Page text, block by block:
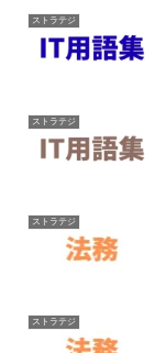
ストラテジ
ストラテジ
ストラテジ
ストラテジ